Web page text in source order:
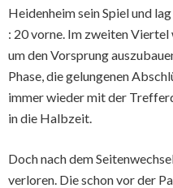
Heidenheim sein Spiel und
: 20 vorne. Im zweiten
um den Vorsprung
Phase, die gelungenen
immer wieder mit der
in die Halbzeit.
Doch nach dem
verloren. Die schon vor der